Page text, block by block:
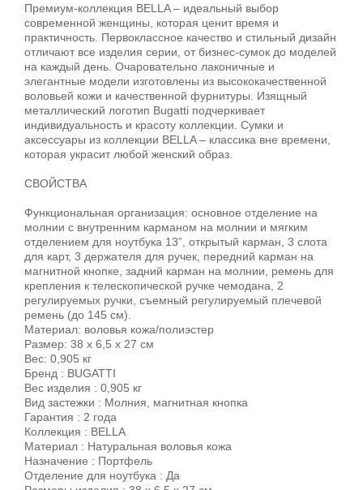
Премиум-коллекция BELLA – идеальный выбор
современной женщины, которая ценит время и
практичность. Первоклассное качество и стильный дизайн
отличают все изделия серии, от бизнес-сумок до моделей
на каждый день. Очаровательно лаконичные и
элегантные модели изготовлены из высококачественной
воловьей кожи и качественной фурнитуры. Изящный
металлический логотип Bugatti подчеркивает
индивидуальность и красоту коллекции. Сумки и
аксессуары из коллекции BELLA – классика вне времени,
которая украсит любой женский образ.
СВОЙСТВА
Функциональная организация: основное отделение на
молнии с внутренним карманом на молнии и мягким
отделением для ноутбука 13”, открытый карман, 3 слота
для карт, 3 держателя для ручек, передний карман на
магнитной кнопке, задний карман на молнии, ремень для
крепления к телескопической ручке чемодана, 2
регулируемых ручки, съемный регулируемый плечевой
ремень (до 145 см).
Материал: воловья кожа/полиэстер
Размер: 38 х 6,5 х 27 см
Вес: 0,905 кг
Бренд : BUGATTI
Вес изделия : 0,905 кг
Вид застежки : Молния, магнитная кнопка
Гарантия : 2 года
Коллекция : BELLA
Материал : Натуральная воловья кожа
Назначение : Портфель
Отделение для ноутбука : Да